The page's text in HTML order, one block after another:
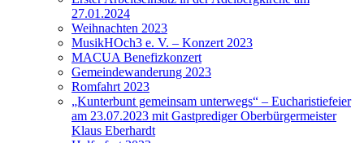
27.01.2024
Weihnachten 2023
MusikHOch3 e. V. – Konzert 2023
MACUA Benefizkonzert
Gemeindewanderung 2023
Romfahrt 2023
„Kunterbunt gemeinsam unterwegs“ – Eucharistiefeier
am 23.07.2023 mit Gastprediger Oberbürgermeister
Klaus Eberhardt